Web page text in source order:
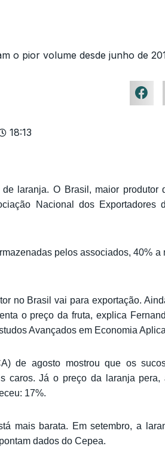
o pior volume desde junho de
18:13
laranja. O Brasil, maior produtor
Nacional dos Exportadores
pelos associados, 40%
no Brasil vai para exportação.
o preço da fruta, explica
Avançados em Economia
de agosto mostrou que os
caros. Já o preço da laranja
17%.
mais barata. Em setembro, a
dados do Cepea.